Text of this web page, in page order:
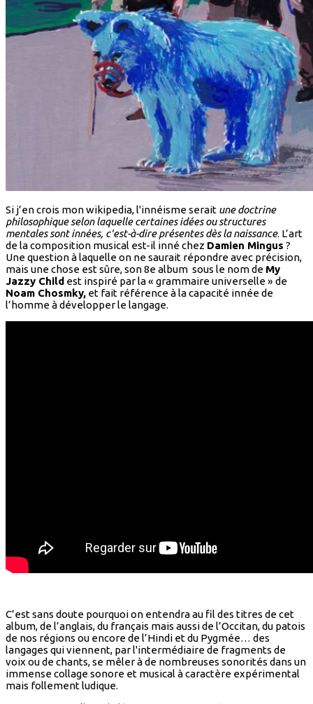
Si j’en crois mon wikipedia, l'innéisme serait une doctrine
philosophique selon laquelle certaines idées ou structures
mentales sont innées, c'est-à-dire présentes dès la naissance. L’art
de la composition musical est-il inné chez Damien Mingus ?
Une question à laquelle on ne saurait répondre avec précision,
mais une chose est sûre, son 8e album sous le nom de My
Jazzy Child est inspiré par la « grammaire universelle » de
Noam Chosmky, et fait référence à la capacité innée de
l’homme à développer le langage.
C’est sans doute pourquoi on entendra au fil des titres de cet
album, de l’anglais, du français mais aussi de l’Occitan, du patois
de nos régions ou encore de l’Hindi et du Pygmée… des
langages qui viennent, par l'intermédiaire de fragments de
voix ou de chants, se mêler à de nombreuses sonorités dans un
immense collage sonore et musical à caractère expérimental
mais follement ludique.